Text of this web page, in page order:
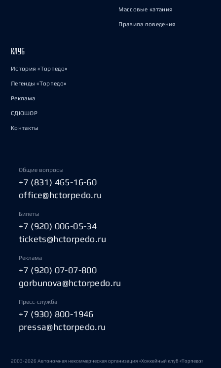
Массовые катания
Правила поведения
КЛУБ
История «Торпедо»
Легенды «Торпедо»
Реклама
СДЮШОР
Контакты
Общие вопросы
+7 (831) 465-16-60
office@hctorpedo.ru
Билеты
+7 (920) 006-05-34
tickets@hctorpedo.ru
Реклама
+7 (920) 07-07-800
gorbunova@hctorpedo.ru
Пресс-служба
+7 (930) 800-1946
pressa@hctorpedo.ru
2003-2026 Автономная некоммерческая организация «Хоккейный клуб «Торпедо»